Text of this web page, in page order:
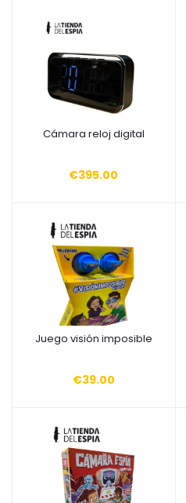
Añadir a la cesta
Cámara reloj digital
€395.00
Añadir a la cesta
Juego visión imposible
€39.00